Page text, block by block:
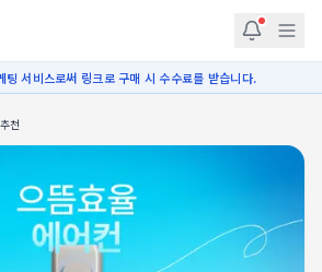
팅 서비스로써 링크로 구매 시 수수료를 받습니다.
천